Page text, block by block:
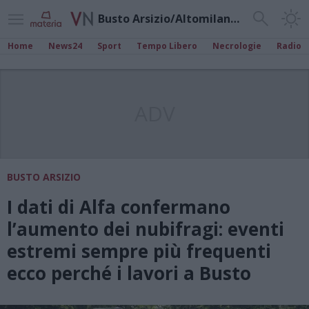
Busto Arsizio/Altomilanese
Home News24 Sport Tempo Libero Necrologie Radio
BUSTO ARSIZIO
I dati di Alfa confermano
l’aumento dei nubifragi: eventi
estremi sempre più frequenti
ecco perché i lavori a Busto